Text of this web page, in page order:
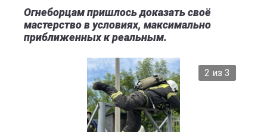
Огнеборцам пришлось доказать своё
мастерство в условиях, максимально
приближенных к реальным.
2 из 3